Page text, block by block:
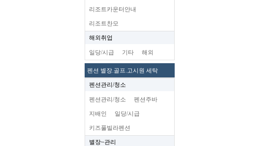
리조트카운터안내
리조트찬모
해외취업
일당/시급 기타 해외
펜션 별장.골프.고시원 세탁
펜션관리/청소
펜션관리/청소 펜션주바
지배인 일당/시급
키즈풀빌라펜션
별장~관리